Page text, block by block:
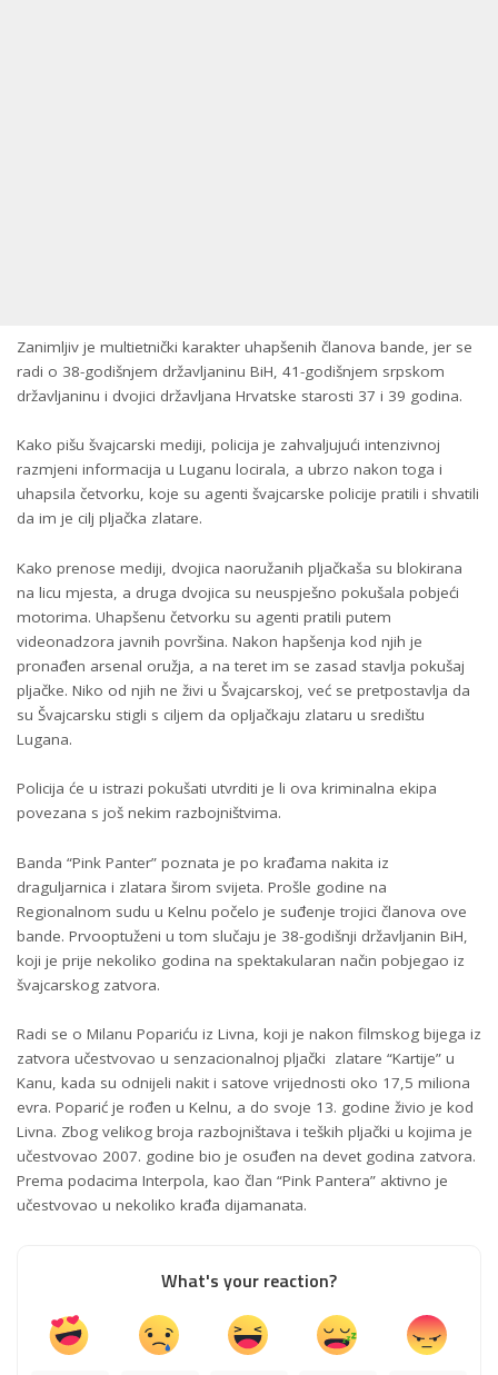
Zanimljiv je multietnički karakter uhapšenih članova bande, jer se
radi o 38-godišnjem državljaninu BiH, 41-godišnjem srpskom
državljaninu i dvojici državljana Hrvatske starosti 37 i 39 godina.
Kako pišu švajcarski mediji, policija je zahvaljujući intenzivnoj
razmjeni informacija u Luganu locirala, a ubrzo nakon toga i
uhapsila četvorku, koje su agenti švajcarske policije pratili i shvatili
da im je cilj pljačka zlatare.
Kako prenose mediji, dvojica naoružanih pljačkaša su blokirana
na licu mjesta, a druga dvojica su neuspješno pokušala pobjeći
motorima. Uhapšenu četvorku su agenti pratili putem
videonadzora javnih površina. Nakon hapšenja kod njih je
pronađen arsenal oružja, a na teret im se zasad stavlja pokušaj
pljačke. Niko od njih ne živi u Švajcarskoj, već se pretpostavlja da
su Švajcarsku stigli s ciljem da opljačkaju zlataru u središtu
Lugana.
Policija će u istrazi pokušati utvrditi je li ova kriminalna ekipa
povezana s još nekim razbojništvima.
Banda “Pink Panter” poznata je po krađama nakita iz
draguljarnica i zlatara širom svijeta. Prošle godine na
Regionalnom sudu u Kelnu počelo je suđenje trojici članova ove
bande. Prvooptuženi u tom slučaju je 38-godišnji državljanin BiH,
koji je prije nekoliko godina na spektakularan način pobjegao iz
švajcarskog zatvora.
Radi se o Milanu Popariću iz Livna, koji je nakon filmskog bijega iz
zatvora učestvovao u senzacionalnoj pljački zlatare “Kartije” u
Kanu, kada su odnijeli nakit i satove vrijednosti oko 17,5 miliona
evra. Poparić je rođen u Kelnu, a do svoje 13. godine živio je kod
Livna. Zbog velikog broja razbojništava i teških pljački u kojima je
učestvovao 2007. godine bio je osuđen na devet godina zatvora.
Prema podacima Interpola, kao član “Pink Pantera” aktivno je
učestvovao u nekoliko krađa dijamanata.
What's your reaction?